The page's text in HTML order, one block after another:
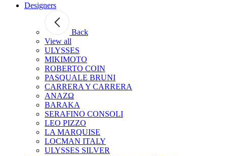
Designers
Back
View all
ULYSSES
MIKIMOTO
ROBERTO COIN
PASQUALE BRUNI
CARRERA Y CARRERA
ANAZΩ
BARAKA
SERAFINO CONSOLI
LEO PIZZO
LA MARQUISE
LOCMAN ITALY
ULYSSES SILVER